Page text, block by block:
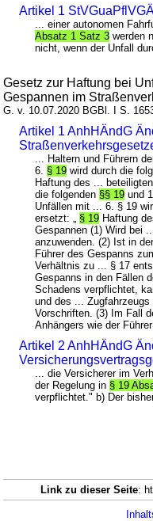
Artikel 1
... einer autonomen
Absatz 1 Satz 3 werden
nicht, wenn der Unfall
Gesetz zur Haftung bei
Gespannen im
G. v. 10.07.2020 BGBl. I S.
Artikel 1 AnhHÄndG
... Haltern und Führern
6. § 19 wird durch die
Haftung des ...
die folgenden §§ 19 und
Unfällen mit ... 6. § 19
ersetzt: „ § 19 Haftung
Gespannen (1) Wird bei
anzuwenden. (2) Ist in
Führer des Gespanns
Verhältnis zu ... § 17
Gespanns in den Fällen
Schadens verpflichtet,
und des ...
Vorschriften. (3) Im Fall
Anhängers wie der
Artikel 2 AnhHÄndG
... die Versicherer im
der Regelung in § 19
verpflichtet." b) Der
Link zu dieser Seite: